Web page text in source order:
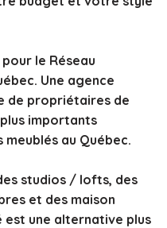
le Réseau
Une agence
de propriétaires de
importants
au Québec.
studios / lofts, des
et des maison
est une alternative plus